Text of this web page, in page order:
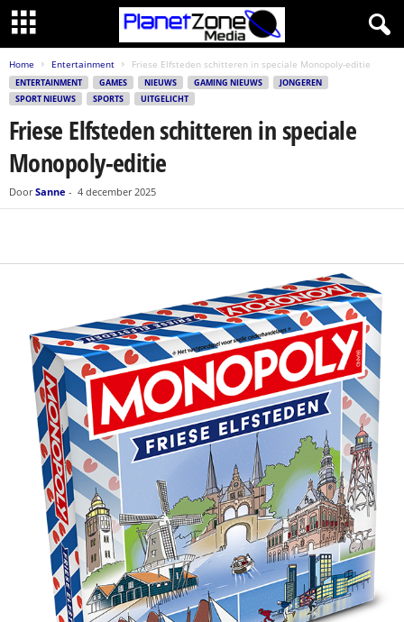
Home Entertainment Friese Elfsteden schitteren in speciale Monopoly-editie
ENTERTAINMENT GAMES NIEUWS GAMING NIEUWS
JONGEREN
SPORT NIEUWS
SPORTS UITGELICHT
Friese Elfsteden schitteren in speciale
Monopoly-editie
Door Sanne - 4 december 2025